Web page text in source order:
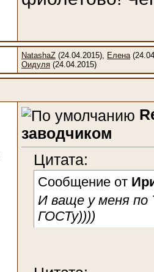
NatashaZ (24.04.2015), Елена
Оидуля (24.04.2015)
заводчиком
Цитата:
Сообщение от
И ваще у меня по
ГОСТу))))